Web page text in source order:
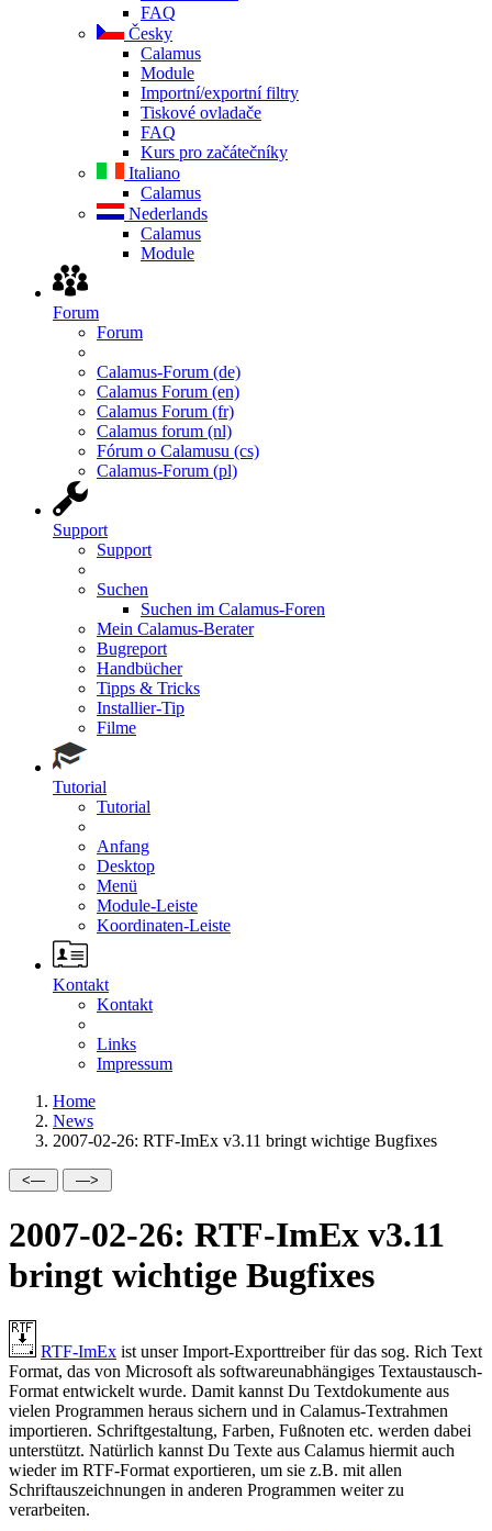
FAQ
Česky
Calamus
Module
Importní/exportní filtry
Tiskové ovladače
FAQ
Kurs pro začátečníky
Italiano
Calamus
Nederlands
Calamus
Module
Forum
Forum
Calamus-Forum (de)
Calamus Forum (en)
Calamus Forum (fr)
Calamus forum (nl)
Fórum o Calamusu (cs)
Calamus-Forum (pl)
Support
Support
Suchen
Suchen im Calamus-Foren
Mein Calamus-Berater
Bugreport
Handbücher
Tipps & Tricks
Installier-Tip
Filme
Tutorial
Tutorial
Anfang
Desktop
Menü
Module-Leiste
Koordinaten-Leiste
Kontakt
Kontakt
Links
Impressum
Home
News
2007-02-26: RTF-ImEx v3.11 bringt wichtige Bugfixes
2007-02-26: RTF-ImEx v3.11
bringt wichtige Bugfixes
RTF-ImEx ist unser Import-Exporttreiber für das sog. Rich Text
Format, das von Microsoft als softwareunabhängiges Textaustausch-
Format entwickelt wurde. Damit kannst Du Textdokumente aus
vielen Programmen heraus sichern und in Calamus-Textrahmen
importieren. Schriftgestaltung, Farben, Fußnoten etc. werden dabei
unterstützt. Natürlich kannst Du Texte aus Calamus hiermit auch
wieder im RTF-Format exportieren, um sie z.B. mit allen
Schriftauszeichnungen in anderen Programmen weiter zu
verarbeiten.